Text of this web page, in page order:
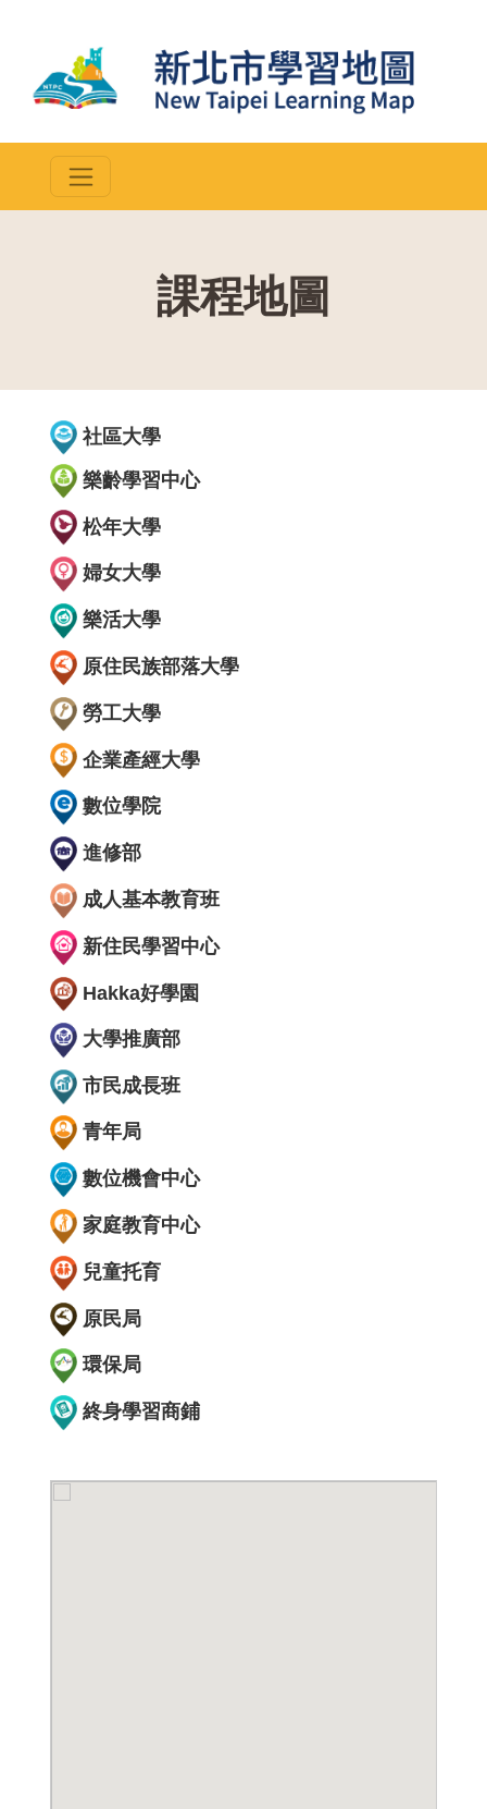
課程地圖
社區大學
樂齡學習中心
松年大學
婦女大學
樂活大學
原住民族部落大學
勞工大學
企業產經大學
數位學院
進修部
成人基本教育班
新住民學習中心
Hakka好學園
大學推廣部
市民成長班
青年局
數位機會中心
家庭教育中心
兒童托育
原民局
環保局
終身學習商鋪